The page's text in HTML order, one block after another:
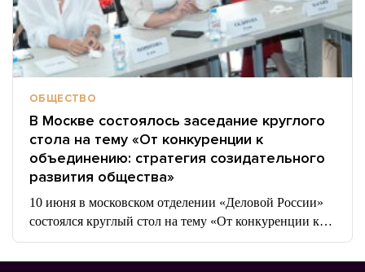
ОБЩЕСТВО
В Москве состоялось заседание круглого
стола на тему «От конкуренции к
объединению: стратегия созидательного
развития общества»
10 июня в московском отделении «Деловой России»
состоялся круглый стол на тему «От конкуренции к…